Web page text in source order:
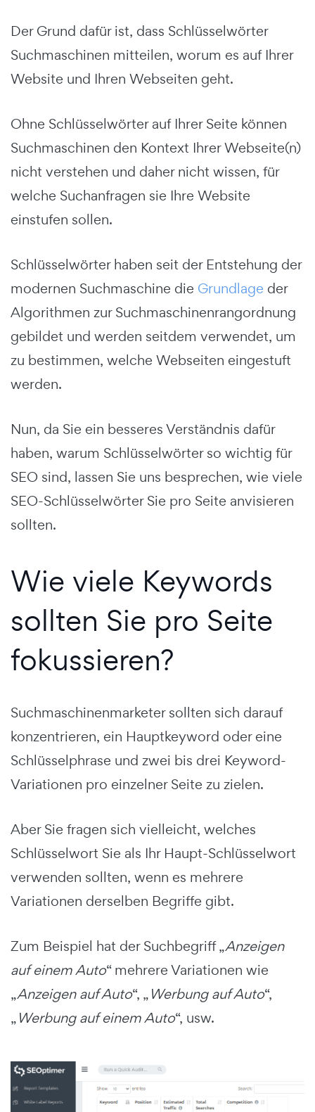
Der Grund dafür ist, dass Schlüsselwörter
Suchmaschinen mitteilen, worum es auf Ihrer
Website und Ihren Webseiten geht.
Ohne Schlüsselwörter auf Ihrer Seite können
Suchmaschinen den Kontext Ihrer Webseite(n)
nicht verstehen und daher nicht wissen, für
welche Suchanfragen sie Ihre Website
einstufen sollen.
Schlüsselwörter haben seit der Entstehung der
modernen Suchmaschine die Grundlage der
Algorithmen zur Suchmaschinenrangordnung
gebildet und werden seitdem verwendet, um
zu bestimmen, welche Webseiten eingestuft
werden.
Nun, da Sie ein besseres Verständnis dafür
haben, warum Schlüsselwörter so wichtig für
SEO sind, lassen Sie uns besprechen, wie viele
SEO-Schlüsselwörter Sie pro Seite anvisieren
sollten.
Wie viele Keywords
sollten Sie pro Seite
fokussieren?
Suchmaschinenmarketer sollten sich darauf
konzentrieren, ein Hauptkeyword oder eine
Schlüsselphrase und zwei bis drei Keyword-
Variationen pro einzelner Seite zu zielen.
Aber Sie fragen sich vielleicht, welches
Schlüsselwort Sie als Ihr Haupt-Schlüsselwort
verwenden sollten, wenn es mehrere
Variationen derselben Begriffe gibt.
Zum Beispiel hat der Suchbegriff „Anzeigen
auf einem Auto“ mehrere Variationen wie
„Anzeigen auf Auto“, „Werbung auf Auto“,
„Werbung auf einem Auto“, usw.